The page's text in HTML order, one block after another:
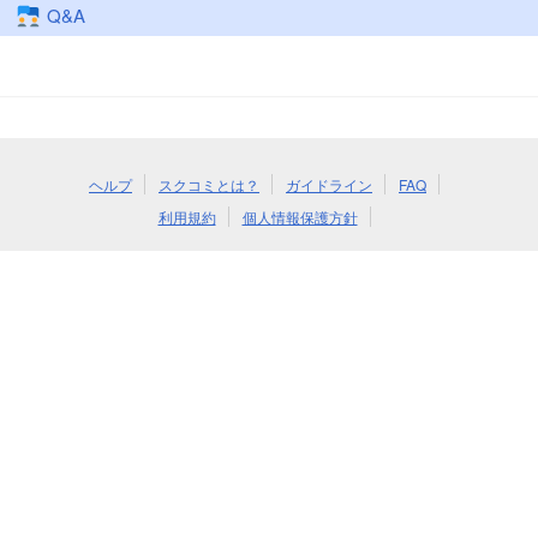
Q&A
ヘルプ スクコミとは？ ガイドライン
FAQ
利用規約
個人情報保護方針